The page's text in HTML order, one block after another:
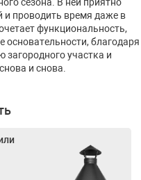
и проводить время даже в
функциональность,
благодаря
загородного участка и
и снова.